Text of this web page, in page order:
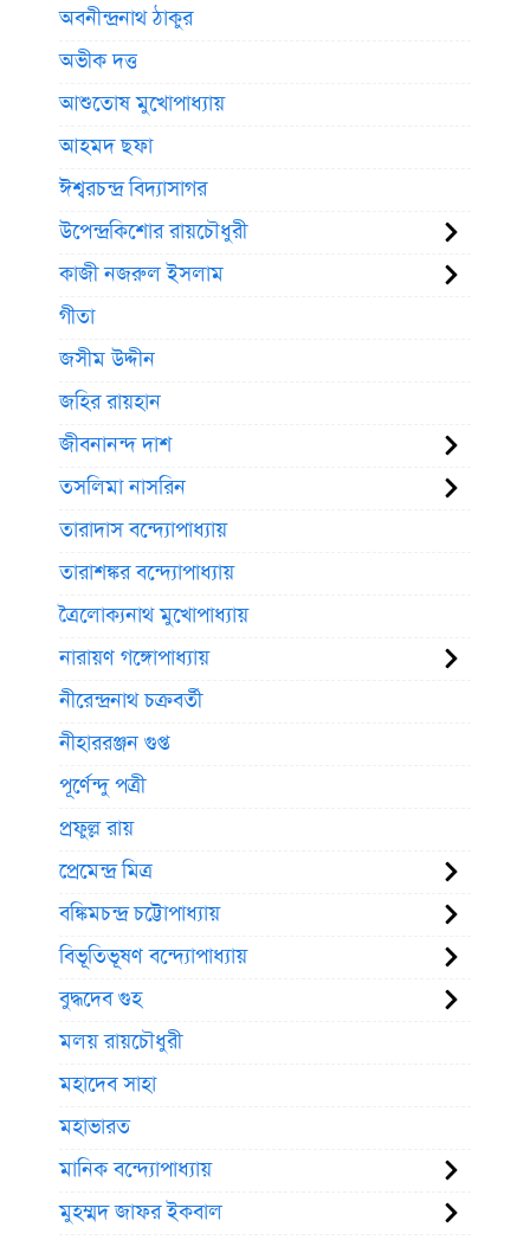
অবনীন্দ্রনাথ ঠাকুর
অভীক দত্ত
আশুতোষ মুখোপাধ্যায়
আহমদ ছফা
ঈশ্বরচন্দ্র বিদ্যাসাগর
উপেন্দ্রকিশোর রায়চৌধুরী
কাজী নজরুল ইসলাম
গীতা
জসীম উদ্দীন
জহির রায়হান
জীবনানন্দ দাশ
তসলিমা নাসরিন
তারাদাস বন্দ্যোপাধ্যায়
তারাশঙ্কর বন্দ্যোপাধ্যায়
ত্রৈলোক্যনাথ মুখোপাধ্যায়
নারায়ণ গঙ্গোপাধ্যায়
নীরেন্দ্রনাথ চক্রবর্তী
নীহাররঞ্জন গুপ্ত
পূর্ণেন্দু পত্রী
প্রফুল্ল রায়
প্রেমেন্দ্র মিত্র
বঙ্কিমচন্দ্র চট্টোপাধ্যায়
বিভূতিভূষণ বন্দ্যোপাধ্যায়
বুদ্ধদেব গুহ
মলয় রায়চৌধুরী
মহাদেব সাহা
মহাভারত
মানিক বন্দ্যোপাধ্যায়
মুহম্মদ জাফর ইকবাল